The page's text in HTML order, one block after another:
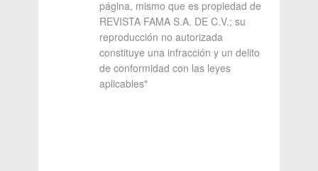
página, mismo que es propiedad de
REVISTA FAMA S.A. DE C.V.; su
reproducción no autorizada
constituye una infracción y un delito
de conformidad con las leyes
aplicables"